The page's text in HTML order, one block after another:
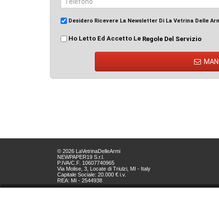
Desidero Ricevere La Newsletter Di La Vetrina Delle
Ho Letto Ed Accetto Le Regole Del Servizio
© 2026 LaVetrinaDelleArmi
NEWPAPER19 S.r.l.
P.IVA/C.F. 10607740965
Via Molise, 3, Locate di Triulzi, MI - Italy
Capitale Sociale: 20.000 € i.v.
REA: MI - 2544938